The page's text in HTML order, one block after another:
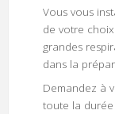
Vous vous
de votre
grandes
dans la
Demandez à
toute la durée